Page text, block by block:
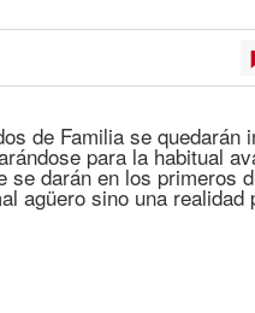
de Familia se quedarán
para la habitual
se darán en los primeros
agüero sino una realidad